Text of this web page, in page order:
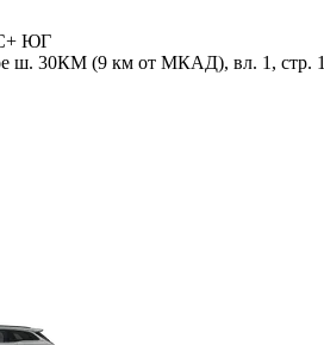
ЮГ
ш. 30КМ (9 км от МКАД), вл. 1, стр. 1